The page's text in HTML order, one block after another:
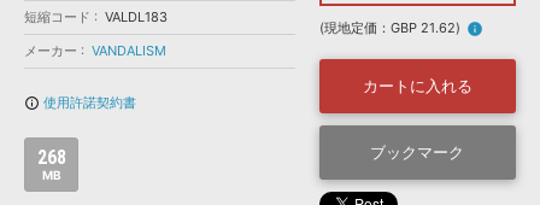
BGM »
無償のサウンド管理ソフト
次世代型 ボーカル・エディタ
APS 映像のBGM・セリフを音声分離
短縮コード
VALDL183
メーカー
VANDALISM
info_outline 使用許諾契約書
268
MB
(現地定価：GBP 21.62) info
カートに入れる
ブックマーク